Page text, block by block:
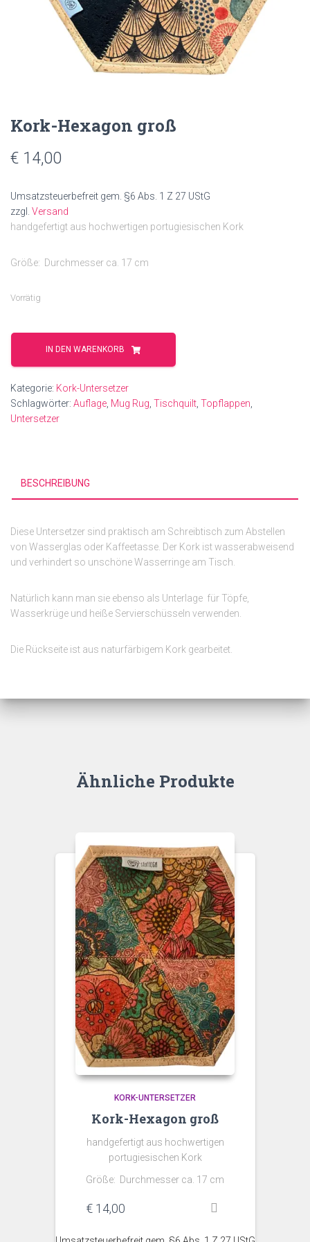
Kork-Hexagon groß
€ 14,00
Umsatzsteuerbefreit gem. §6 Abs. 1 Z 27 UStG
zzgl. Versand
handgefertigt aus hochwertigen portugiesischen Kork
Größe: Durchmesser ca. 17 cm
Vorrätig
Kork-
Hexagon
groß
IN DEN WARENKORB
Kategorie: Kork-Untersetzer
Schlagwörter: Auflage, Mug Rug, Tischquilt, Topflappen,
Untersetzer
BESCHREIBUNG
Diese Untersetzer sind praktisch am Schreibtisch zum Abstellen
von Wasserglas oder Kaffeetasse. Der Kork ist wasserabweisend
und verhindert so unschöne Wasserringe am Tisch.
Natürlich kann man sie ebenso als Unterlage für Töpfe,
Wasserkrüge und heiße Servierschüsseln verwenden.
Die Rückseite ist aus naturfärbigem Kork gearbeitet.
Ähnliche Produkte
KORK-UNTERSETZER
Kork-Hexagon groß
handgefertigt aus hochwertigen
portugiesischen Kork
Größe: Durchmesser ca. 17 cm
€ 14,00